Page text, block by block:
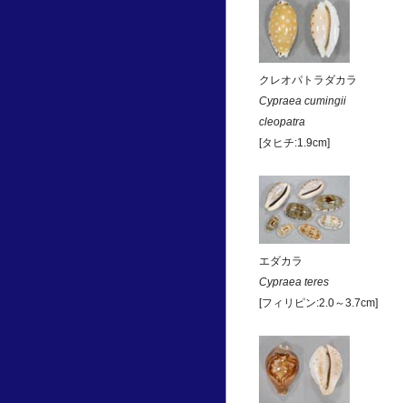
クレオパトラダカラ
Cypraea cumingii
cleopatra
[タヒチ:1.9cm]
エダカラ
Cypraea teres
[フィリピン:2.0～3.7cm]